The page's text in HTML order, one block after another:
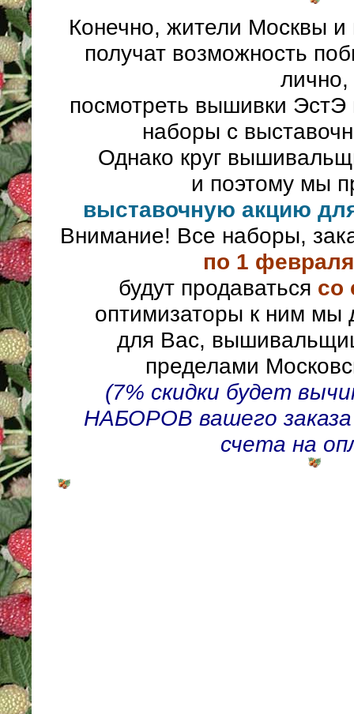
Конечно, жители Москвы и
получат возможность
лично,
посмотреть вышивки ЭстЭ
наборы с
Однако круг
и поэтому мы
выставочную акцию
Внимание! Все наборы,
по 1
будут продаваться со
оптимизаторы к ним мы
для Вас,
пределами
(7% скидки будет
НАБОРОВ вашего
счета на